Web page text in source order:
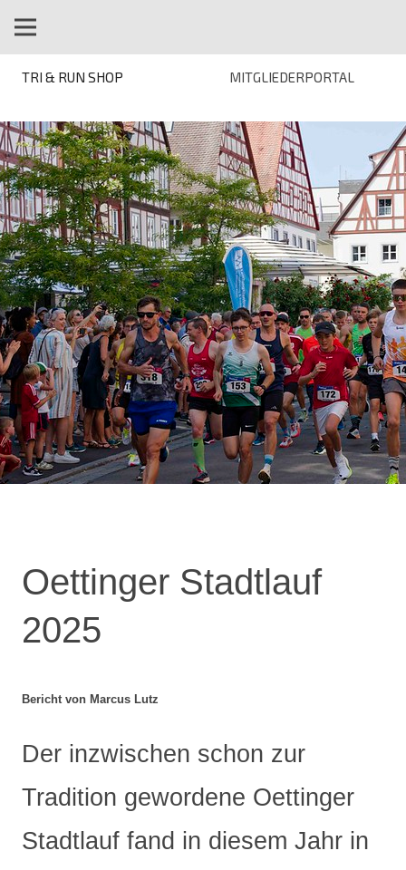
TRI & RUN SHOP MITGLIEDERPORTAL
Oettinger Stadtlauf
2025
Bericht von Marcus Lutz
Der inzwischen schon zur
Tradition gewordene Oettinger
Stadtlauf fand in diesem Jahr in